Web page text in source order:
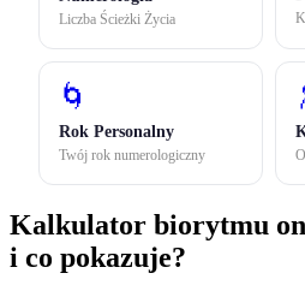
Liczba Ścieżki Życia
🌀
Rok Personalny
Twój rok numerologiczny
Kalkulator biorytmu
i co pokazuje?